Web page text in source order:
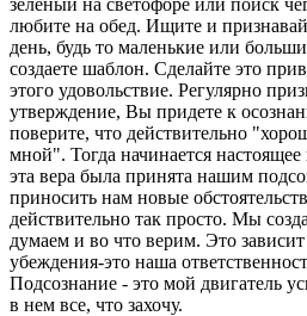
любите на обед. Ищите и
день, будь то маленькие или
создаете шаблон. Сделайте это
этого удовольствие. Регулярно
утверждение, Вы придете к
поверите, что действительно
мной". Тогда начинается
эта вера была принята нашим
приносить нам новые
действительно так просто. Мы
думаем и во что верим. Это
убеждения-это наша
Подсознание - это мой двигатель
в нем все, что захочу.